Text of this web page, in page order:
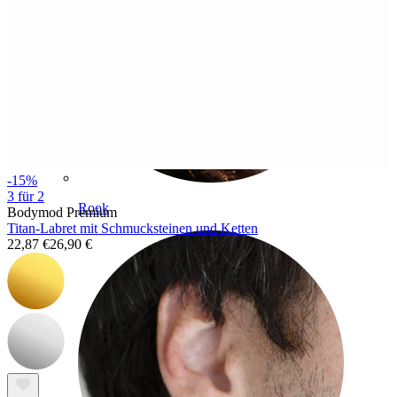
Rook
-15%
3 für 2
Bodymod Premium
Titan-Labret mit Schmucksteinen und Ketten
22,87 €26,90 €